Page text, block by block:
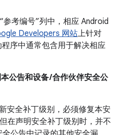
考编号”列中，相应 Android
Developers 网站上针对
序中通常包含用于解决相应
公告和设备 /合作伙伴安全公
安全补丁级别，必须修复本安
在声明安全补丁级别时，并不